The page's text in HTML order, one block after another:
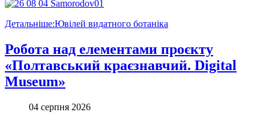
Детальніше:Ювілей видатного ботаніка
Робота над елементами проєкту
«Полтавський краєзнавчий. Digital
Museum»
04 серпня 2026